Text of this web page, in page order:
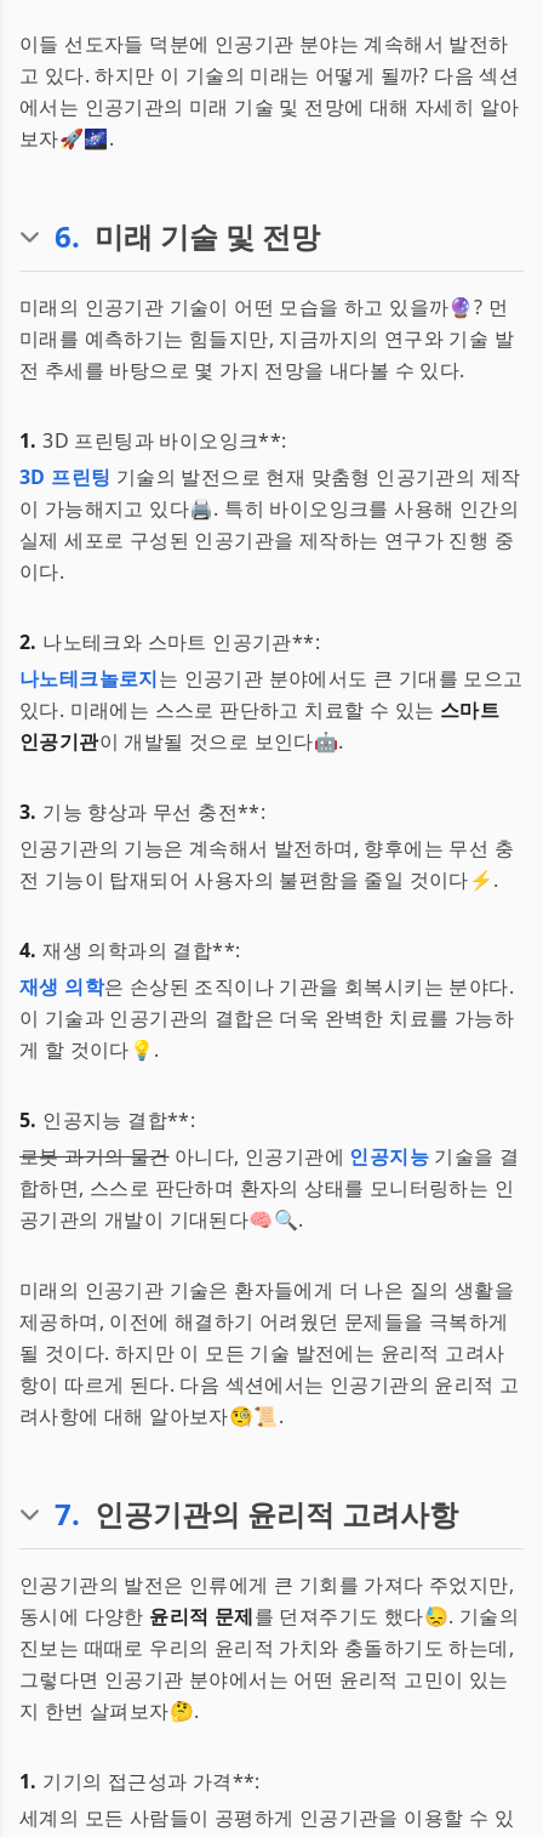
이들 선도자들 덕분에 인공기관 분야는 계속해서 발전하
고 있다. 하지만 이 기술의 미래는 어떻게 될까? 다음 섹션
에서는 인공기관의 미래 기술 및 전망에 대해 자세히 알아
보자🚀🌌.
6. 미래 기술 및 전망
미래의 인공기관 기술이 어떤 모습을 하고 있을까🔮? 먼
미래를 예측하기는 힘들지만, 지금까지의 연구와 기술 발
전 추세를 바탕으로 몇 가지 전망을 내다볼 수 있다.
1.3D 프린팅과 바이오잉크**:
3D 프린팅 기술의 발전으로 현재 맞춤형 인공기관의 제작
이 가능해지고 있다🖨. 특히 바이오잉크를 사용해 인간의
실제 세포로 구성된 인공기관을 제작하는 연구가 진행 중
이다.
2. 나노테크와 스마트 인공기관**:
나노테크놀로지는 인공기관 분야에서도 큰 기대를 모으고
있다. 미래에는 스스로 판단하고 치료할 수 있는 스마트
인공기관이 개발될 것으로 보인다🤖.
3. 기능 향상과 무선 충전**:
인공기관의 기능은 계속해서 발전하며, 향후에는 무선 충
전 기능이 탑재되어 사용자의 불편함을 줄일 것이다⚡️.
4.재생 의학과의 결합**:
재생 의학은 손상된 조직이나 기관을 회복시키는 분야다.
이 기술과 인공기관의 결합은 더욱 완벽한 치료를 가능하
게 할 것이다💡.
5. 인공지능 결합**:
로봇 과거의 물건아니다, 인공기관에 인공지능 기술을 결
합하면, 스스로 판단하며 환자의 상태를 모니터링하는 인
공기관의 개발이 기대된다🧠🔍.
미래의 인공기관 기술은 환자들에게 더 나은 질의 생활을
제공하며, 이전에 해결하기 어려웠던 문제들을 극복하게
될 것이다. 하지만 이 모든 기술 발전에는 윤리적 고려사
항이 따르게 된다. 다음 섹션에서는 인공기관의 윤리적 고
려사항에 대해 알아보자🧐📜.
7. 인공기관의 윤리적 고려사항
인공기관의 발전은 인류에게 큰 기회를 가져다 주었지만,
동시에 다양한 윤리적 문제를 던져주기도 했다😓. 기술의
진보는 때때로 우리의 윤리적 가치와 충돌하기도 하는데,
그렇다면 인공기관 분야에서는 어떤 윤리적 고민이 있는
지 한번 살펴보자🤔.
1. 기기의 접근성과 가격**:
세계의 모든 사람들이 공평하게 인공기관을 이용할 수 있